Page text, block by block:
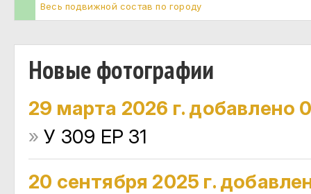
Весь подвижной состав по городу
Новые фотографии
29 марта 2026 г. добавлено
»У 309 ЕР 31
20 сентября 2025 г.